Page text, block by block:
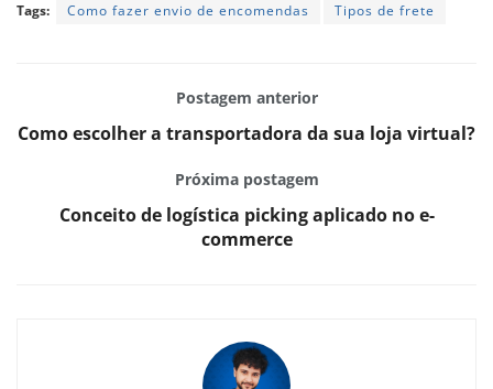
Tags: Como fazer envio de encomendas Tipos de frete
Postagem anterior
Como escolher a transportadora da sua loja virtual?
Próxima postagem
Conceito de logística picking aplicado no e-
commerce